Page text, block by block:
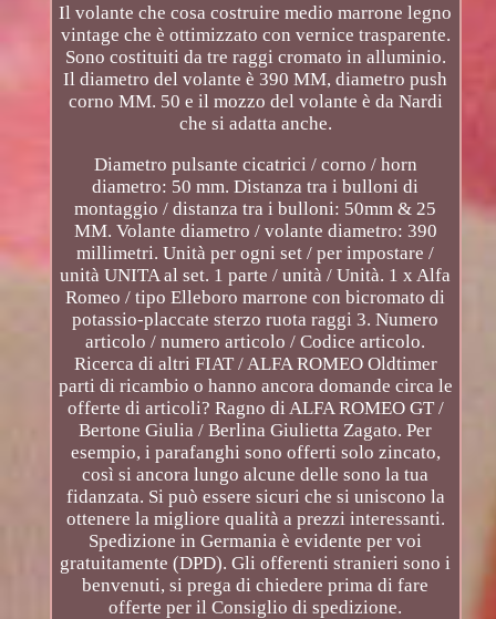
Il volante che cosa costruire medio marrone legno
vintage che è ottimizzato con vernice trasparente.
Sono costituiti da tre raggi cromato in alluminio.
Il diametro del volante è 390 MM, diametro push
corno MM. 50 e il mozzo del volante è da Nardi
che si adatta anche.
Diametro pulsante cicatrici / corno / horn
diametro: 50 mm. Distanza tra i bulloni di
montaggio / distanza tra i bulloni: 50mm & 25
MM. Volante diametro / volante diametro: 390
millimetri. Unità per ogni set / per impostare /
unità UNITA al set. 1 parte / unità / Unità. 1 x Alfa
Romeo / tipo Elleboro marrone con bicromato di
potassio-placcate sterzo ruota raggi 3. Numero
articolo / numero articolo / Codice articolo.
Ricerca di altri FIAT / ALFA ROMEO Oldtimer
parti di ricambio o hanno ancora domande circa le
offerte di articoli? Ragno di ALFA ROMEO GT /
Bertone Giulia / Berlina Giulietta Zagato. Per
esempio, i parafanghi sono offerti solo zincato,
così si ancora lungo alcune delle sono la tua
fidanzata. Si può essere sicuri che si uniscono la
ottenere la migliore qualità a prezzi interessanti.
Spedizione in Germania è evidente per voi
gratuitamente (DPD). Gli offerenti stranieri sono i
benvenuti, si prega di chiedere prima di fare
offerte per il Consiglio di spedizione.